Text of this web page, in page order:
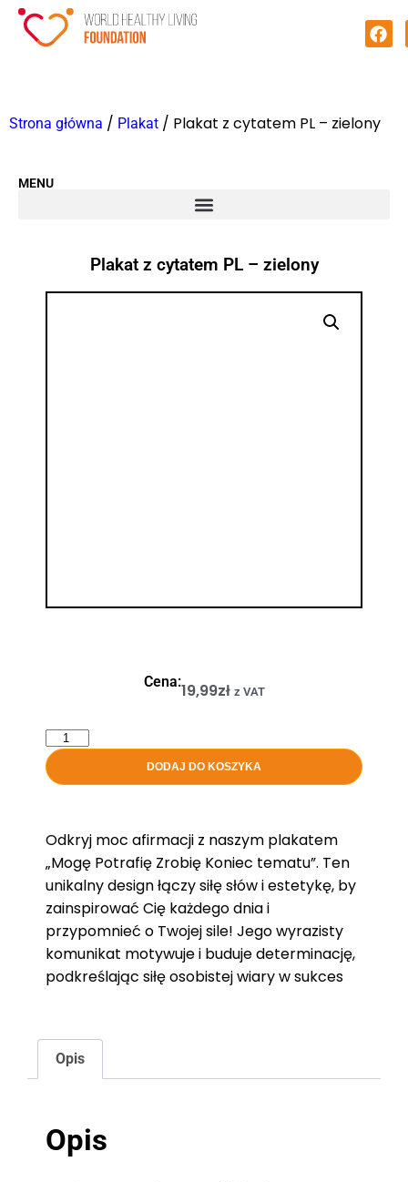
Strona główna / Plakat / Plakat z cytatem PL – zielony
MENU
Plakat z cytatem PL – zielony
Cena:19,99zł z VAT
DODAJ DO KOSZYKA
Odkryj moc afirmacji z naszym plakatem
„Mogę Potrafię Zrobię Koniec tematu”. Ten
unikalny design łączy siłę słów i estetykę, by
zainspirować Cię każdego dnia i
przypomnieć o Twojej sile! Jego wyrazisty
komunikat motywuje i buduje determinację,
podkreślając siłę osobistej wiary w sukces
Opis
Opis